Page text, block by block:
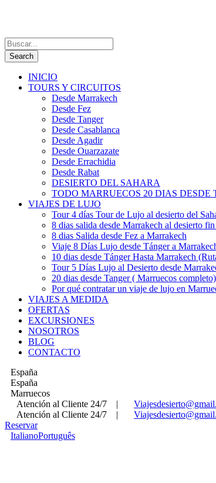
INICIO
TOURS Y CIRCUITOS
Desde Marrakech
Desde Fez
Desde Tanger
Desde Casablanca
Desde Agadir
Desde Ouarzazate
Desde Errachidia
Desde Rabat
DESIERTO DEL SAHARA
TODO MARRUECOS 20 DIAS DESDE
VIAJES DE LUJO
Tour 4 días Tour de Lujo al desierto del
8 dias salida desde Marrakech al desierto
8 dias Salida desde Fez a Marrakech
Viaje 8 Días Lujo desde Tánger a
10 dias desde Tánger Hasta Marrakech
Tour 5 Días Lujo al Desierto desde
20 dias desde Tanger ( Marruecos completo)
Por qué contratar un viaje de lujo en
VIAJES A MEDIDA
OFERTAS
EXCURSIONES
NOSOTROS
BLOG
CONTACTO
España
España
Marruecos
Atención al Cliente 24/7
|
Atención al Cliente 24/7
|
Reservar
ItalianoPortuguês